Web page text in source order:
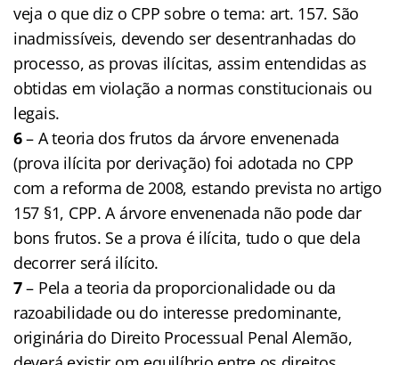
veja o que diz o CPP sobre o tema: art. 157. São
inadmissíveis, devendo ser desentranhadas do
processo, as provas ilícitas, assim entendidas as
obtidas em violação a normas constitucionais ou
legais.
6– A teoria dos frutos da árvore envenenada
(prova ilícita por derivação) foi adotada no CPP
com a reforma de 2008, estando prevista no artigo
157 §1, CPP. A árvore envenenada não pode dar
bons frutos. Se a prova é ilícita, tudo o que dela
decorrer será ilícito.
7– Pela a teoria da proporcionalidade ou da
razoabilidade ou do interesse predominante,
originária do Direito Processual Penal Alemão,